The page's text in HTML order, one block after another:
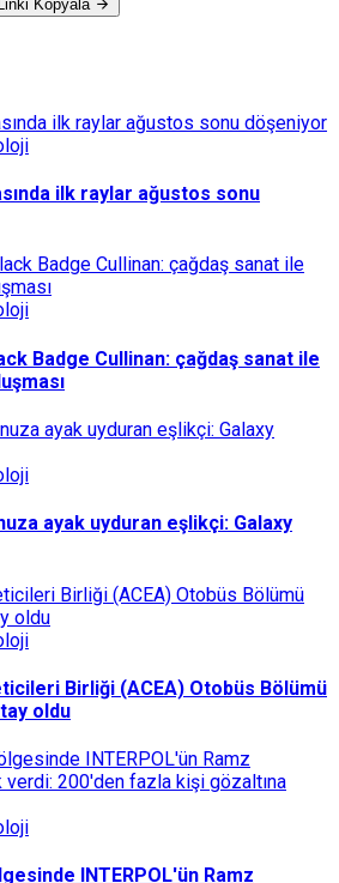
Linki Kopyala
ilk raylar ağustos sonu
Badge Cullinan: çağdaş sanat ile
ayak uyduran eşlikçi: Galaxy
Birliği (ACEA) Otobüs Bölümü
oldu
INTERPOL'ün Ramz